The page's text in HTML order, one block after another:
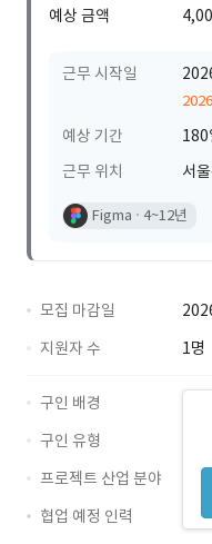
예상 금액
근무 시작일
예상 기간
180
근무 위치
서
Figma 4~12년
모집 마감일
지원자 수
1명
구인 배경
구인 유형
프로젝트 산업 분야
협업 예정 인력